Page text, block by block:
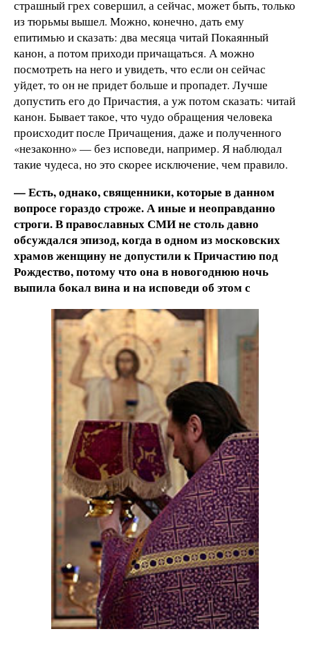
страшный грех совершил, а сейчас, может быть, только
из тюрьмы вышел. Можно, конечно, дать ему
епитимью и сказать: два месяца читай Покаянный
канон, а потом приходи причащаться. А можно
посмотреть на него и увидеть, что если он сейчас
уйдет, то он не придет больше и пропадет. Лучше
допустить его до Причастия, а уж потом сказать: читай
канон. Бывает такое, что чудо обращения человека
происходит после Причащения, даже и полученного
«незаконно» — без исповеди, например. Я наблюдал
такие чудеса, но это скорее исключение, чем правило.
— Есть, однако, священники, которые в данном
вопросе гораздо строже. А иные и неоправданно
строги. В православных СМИ не столь давно
обсуждался эпизод, когда в одном из московских
храмов женщину не допустили к Причастию под
Рождество, потому что она в новогоднюю ночь
выпила бокал вина и на исповеди об этом с